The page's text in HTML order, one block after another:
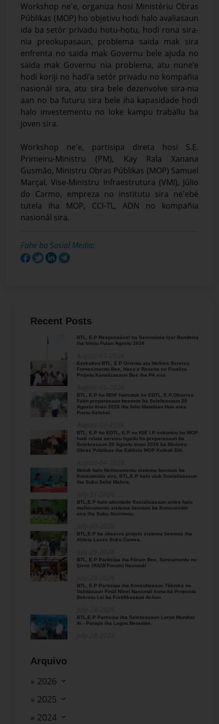
Workshop ne'e, organiza hosi Ministériu Obras
Públikas (MOP) ho objetivu hodi halo avaliasaun
ida ba setór privadu hotu-hotu, hodi rona sira-
nia preokupasaun, problema saida mak sira
enfrenta no saida mak Governu bele ajuda no
saida mak Governu nia problema, atu nune’e
hodi koriji no hadi’a setór privadu no kompañia
nasionál sira, atu sira bele dezenvolve sira-nia
aan no ba futuru sira bele iha kapasidade hodi
halo investementu no loke kampu traballu ba
joven sira.
Workshop ne'e, partisipa direta hosi S.E.
Primeiru-Ministru (PM), Kay Rala Xanana
Gusmão, Ministru Obras Públikas (MOP) Samuel
Marçal, Vise-Ministru Infraestrutura (VMI), Júlio
do Carmo, empreza no institutu sira ne'ebé
tutela iha MOP, CCI-TL, ADN no kompañia
nasionál sira.
Fahe ba Sosial Media:
Recent Posts
BTL, E.P Responsável ba Seremónia Içar Bandeira
iha Inísiu Fulan Agostu 2026
Ezekutivu BTL, E.P Orienta atu Mellora Servisu
Fornesimentu Bee, Hasa’e Reseita no Finaliza
Projetu Kanalizasaun Bee iha PA sira
BTL, E.P ho MOP hamutuk ho EDTL, E.P,Observa
Fatin preparasaun beemos ba Selebrasaun 20
Agostu tinan 2026 iha foho Matabian Hun area
Postu Kelekai.
BTL, E.P ho EDTL, E.P no IGE I.P enkontru ho MOP
hodi relata servisu ligadu ho preparasaun ba
Selebrasaun 20 Agostu tinan 2026 ba Ministro
Obras Públikas iha Edifisiu MOP Kaikoli Dili.
Molok halo Melloramentu sistema beemos ba
Konsumidór sira, BTL,E.P halo uluk Sosializasaun
iha Suku Seloi Malere,
BTL,E.P halo atividade Sosializasaun antes halo
melloramentu sistema beemos ba Konsumidór
sira iha Suku Aisirimou.
BTL,E.P ba observa projetu sistema beemos iha
Aldeia Lases Suku Camea.
BTL, E.P Partisipa iha Fórum Bee, Saneamentu no
Ijiene (𝑊𝐴𝑆𝐻 Forum) Nasionál
BTL, E.P Partisipa iha Konsultasaun Téknika no
Validasaun Finál Nível Nasionál kona-bá Proposta
Dekretu Lei ba Fortifikasaun Ai-han
BTL,E.P Partisipa iha Selebrasaun Loron Mundial
Ai - Parapa iha Lagoa Bemalae.
Arquivo
» 2026
» 2025
» 2024